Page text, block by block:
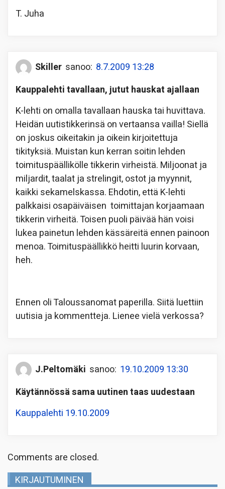
T. Juha
Skiller sanoo: 8.7.2009 13:28
Kauppalehti tavallaan, jutut hauskat ajallaan
K-lehti on omalla tavallaan hauska tai huvittava.
Heidän uutistikkerinsä on vertaansa vailla! Siellä
on joskus oikeitakin ja oikein kirjoitettuja
tikityksiä. Muistan kun kerran soitin lehden
toimituspäällikölle tikkerin virheistä. Miljoonat ja
miljardit, taalat ja strelingit, ostot ja myynnit,
kaikki sekamelskassa. Ehdotin, että K-lehti
palkkaisi osapäiväisen toimittajan korjaamaan
tikkerin virheitä. Toisen puoli päivää hän voisi
lukea painetun lehden kässäreitä ennen painoon
menoa. Toimituspäällikkö heitti luurin korvaan,
heh.
Ennen oli Taloussanomat paperilla. Siitä luettiin
uutisia ja kommentteja. Lienee vielä verkossa?
J.Peltomäki sanoo: 19.10.2009 13:30
Käytännössä sama uutinen taas uudestaan
Kauppalehti 19.10.2009
Comments are closed.
KIRJAUTUMINEN